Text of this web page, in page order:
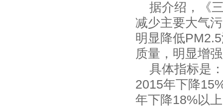
据介绍，《三
减少主要大气
明显降低
质量，明显增
具体指标是：
2015年下降
年下降18%以